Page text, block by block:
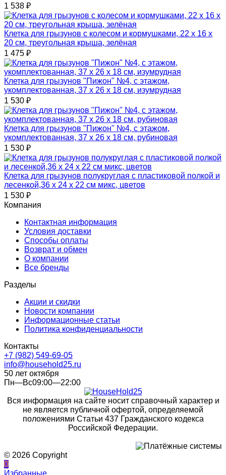
1 538 ₽
Клетка для грызунов с колесом и кормушками, 22 х 16 х
20 см, треугольная крыша, зелёная
1 475 ₽
Клетка для грызунов "Пижон" №4, с этажом,
укомплектованная, 37 х 26 х 18 см, изумрудная
1 530 ₽
Клетка для грызунов "Пижон" №4, с этажом,
укомплектованная, 37 х 26 х 18 см, рубиновая
1 530 ₽
Клетка для грызунов полукруглая с пластиковой полкой и
лесенкой,36 х 24 х 22 см микс, цветов
1 530 ₽
Компания
Контактная информация
Условия доставки
Способы оплаты
Возврат и обмен
О компании
Все бренды
Разделы
Акции и скидки
Новости компании
Информационные статьи
Политика конфиденциальности
Контакты
+7 (982) 549-69-05
info@household25.ru
50 лет октября
Пн—Вс09:00—22:00
Вся информация на сайте носит справочный характер и
не является публичной офертой, определяемой
положениями Статьи 437 Гражданского кодекса
Российской Федерации.
© 2026 Copyright
0
Избранные